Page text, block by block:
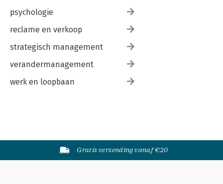
psychologie
reclame en verkoop
strategisch management
verandermanagement
werk en loopbaan
Gratis verzending vanaf €20